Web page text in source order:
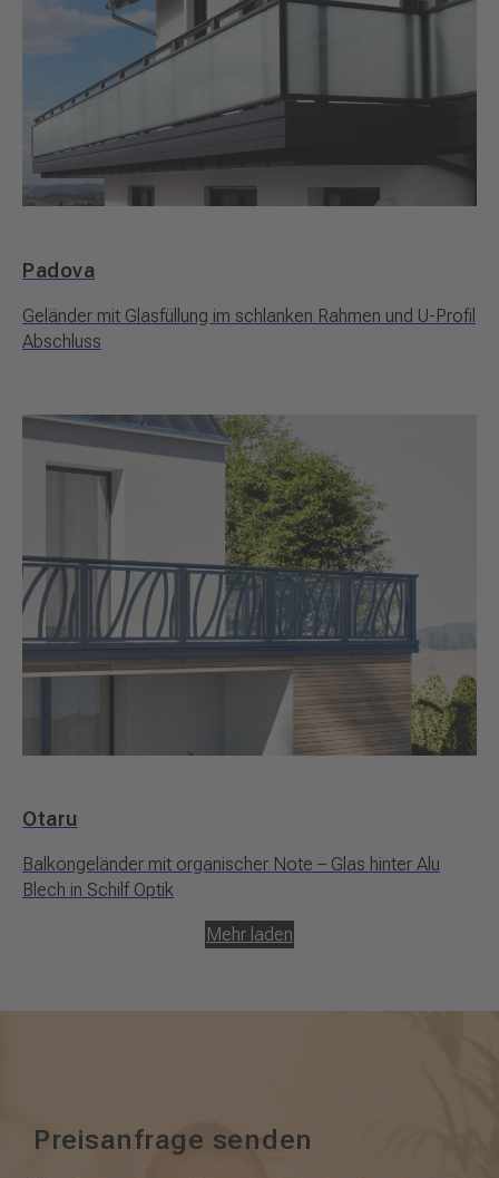
Padova
Geländer mit Glasfüllung im schlanken Rahmen und U-Profil
Abschluss
Otaru
Balkongeländer mit organischer Note – Glas hinter Alu
Blech in Schilf Optik
Mehr laden
Preisanfrage senden